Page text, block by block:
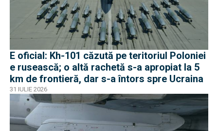
E oficial: Kh-101 căzută pe teritoriul Poloniei
e rusească; o altă rachetă s-a apropiat la 5
km de frontieră, dar s-a întors spre Ucraina
31 IULIE 2026